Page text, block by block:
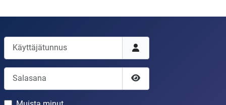
Käyttäjätunnus
Salasana
Näytä salasana